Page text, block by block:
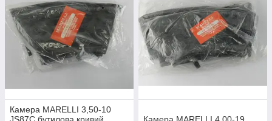
Камера MARELLI 3,50-10